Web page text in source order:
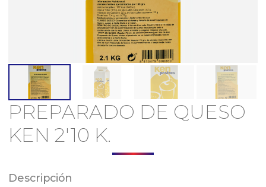
PREPARADO DE QUESO
KEN 2'10 K.
Descripción